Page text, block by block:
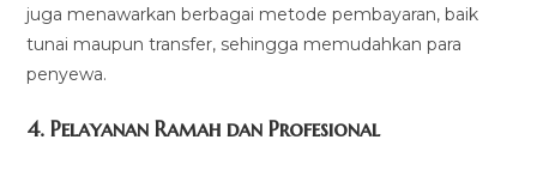
juga menawarkan berbagai metode pembayaran, baik
tunai maupun transfer, sehingga memudahkan para
penyewa.
4.Pelayanan Ramah dan Profesional